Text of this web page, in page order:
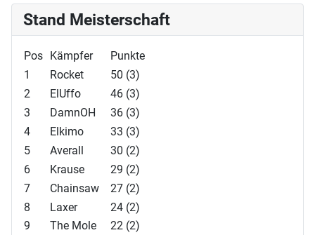
Stand Meisterschaft
Pos Kämpfer
Punkte
1
Rocket
50 (3)
2
ElUffo
46 (3)
3
DamnOH
36 (3)
4
Elkimo
33 (3)
5
Averall
30 (2)
6
Krause
29 (2)
7
Chainsaw
27 (2)
8
Laxer
24 (2)
9
The Mole
22 (2)